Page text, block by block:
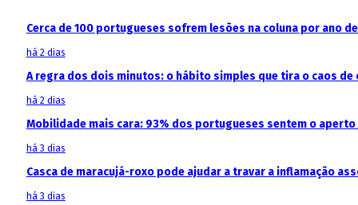
Cerca de 100 portugueses sofrem lesões na coluna por ano
há 2 dias
A regra dos dois minutos: o hábito simples que tira o caos de
há 2 dias
Mobilidade mais cara: 93% dos portugueses sentem o
há 3 dias
Casca de maracujá-roxo pode ajudar a travar a inflamação
há 3 dias